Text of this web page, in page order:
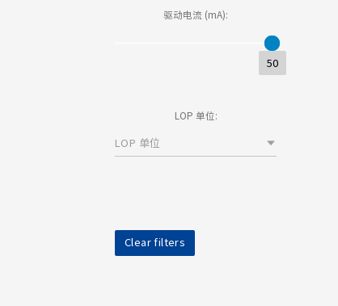
驱动电流 (mA):
50
50
LOP 单位:
LOP 单位
Clear filters